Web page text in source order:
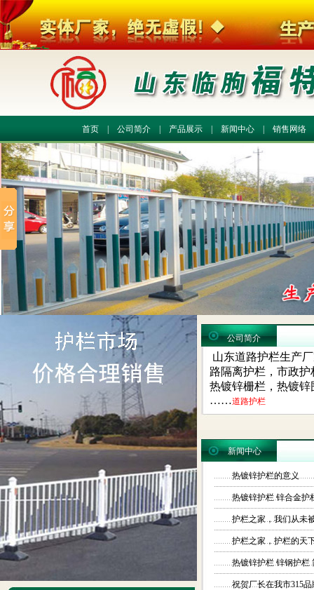
首页| 公司简介| 产品展示| 新闻中心| 销售网络
公司简介
山东道路护栏生产
路隔离护栏，市政
热镀锌栅栏，热镀锌
……道路护栏
新闻中心
热镀锌护栏的意义
热镀锌护栏 锌合金护
护栏之家，我们从未
护栏之家，护栏的天
热镀锌护栏 锌钢护栏
祝贺厂长在我市315
热镀锌护栏6
道路护栏 3